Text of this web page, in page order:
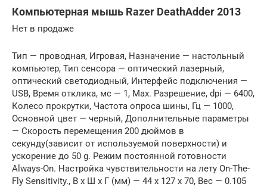
Компьютерная мышь Razer DeathAdder 2013
Нет в продаже
Тип — проводная, Игровая, Назначение — настольный
компьютер, Тип сенсора — оптический лазерный,
оптический светодиодный, Интерфейс подключения —
USB, Время отклика, мс — 1, Max. Разрешение, dpi — 6400,
Колесо прокрутки, Частота опроса шины, Гц — 1000,
Основной цвет — черный, Дополнительные параметры
— Cкорость перемещения 200 дюймов в
секунду(зависит от используемой поверхности) и
ускорение до 50 g. Режим постоянной готовности
Always-On. Настройка чувствительности на лету On-The-
Fly Sensitivity., В x Ш x Г (мм) — 44 x 127 x 70, Вес — 0.105